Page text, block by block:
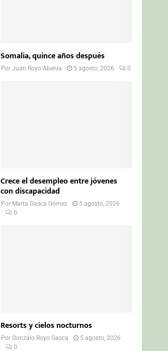
Somalia, quince años después
PorJuan Royo Abenia 5 agosto, 2026 0
Crece el desempleo entre jóvenes
con discapacidad
Por Marta Gasca Gómez
5 agosto, 2026
0
Resorts y cielos nocturnos
PorGonzalo Royo Gasca
5 agosto, 2026
0